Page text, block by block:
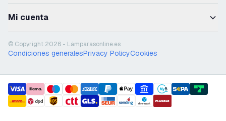
Mi cuenta
© Copyright 2026 - Lámparasonline.es
Condiciones generalesPrivacy PolicyCookies
payment methods
shipment methods